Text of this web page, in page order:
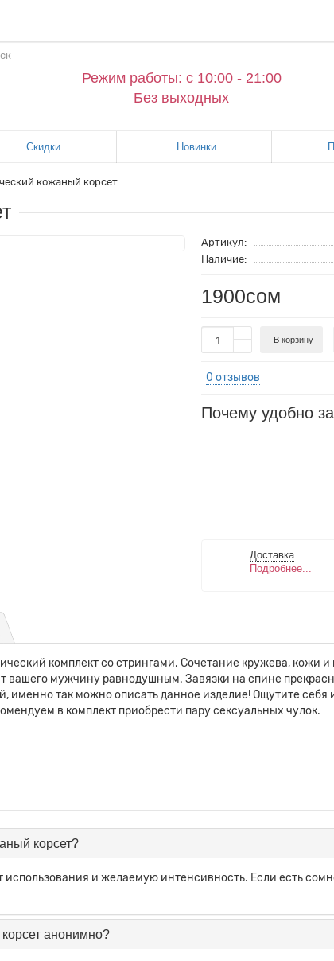
Режим работы: с 10:00 - 21:00
Без выходных
Скидки Новинки
кожаный корсет
Артикул:
Наличие:
1900сом
В корзину
0 отзывов
Почему удобно
Доставка
Подробнее...
комплект со стрингами. Сочетание кружева, кожи
вашего мужчину равнодушным. Завязки на спине
именно так можно описать данное изделие! Ощутите
в комплект приобрести пару сексуальных чулок.
корсет?
использования и желаемую интенсивность. Если есть
анонимно?